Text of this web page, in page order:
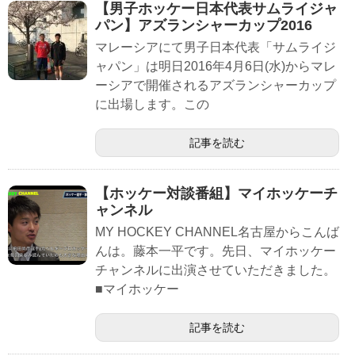
【男子ホッケー日本代表サムライジャ
パン】アズランシャーカップ2016
マレーシアにて男子日本代表「サムライジ
ャパン」は明日2016年4月6日(水)からマレ
ーシアで開催されるアズランシャーカップ
に出場します。この
記事を読む
【ホッケー対談番組】マイホッケーチ
ャンネル
MY HOCKEY CHANNEL名古屋からこんば
んは。藤本一平です。先日、マイホッケー
チャンネルに出演させていただきました。
■マイホッケー
記事を読む